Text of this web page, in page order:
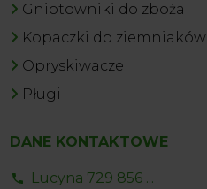
Gniotowniki do zboża
Kopaczki do ziemniaków
Opryskiwacze
Pługi
DANE KONTAKTOWE
Lucyna 729 856 ...